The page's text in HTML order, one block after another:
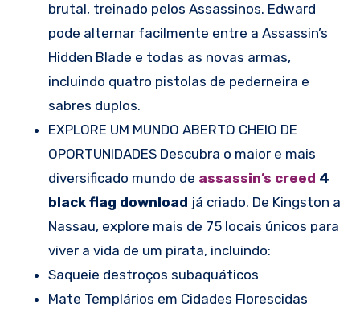
brutal, treinado pelos Assassinos. Edward
pode alternar facilmente entre a Assassin’s
Hidden Blade e todas as novas armas,
incluindo quatro pistolas de pederneira e
sabres duplos.
EXPLORE UM MUNDO ABERTO CHEIO DE
OPORTUNIDADES Descubra o maior e mais
diversificado mundo de assassin’s creed 4
black flag download já criado. De Kingston a
Nassau, explore mais de 75 locais únicos para
viver a vida de um pirata, incluindo:
Saqueie destroços subaquáticos
Mate Templários em Cidades Florescidas